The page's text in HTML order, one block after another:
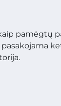
pamėgtų